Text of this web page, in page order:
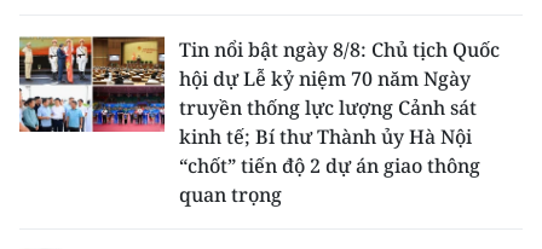
Tin nổi bật ngày 8/8: Chủ tịch Quốc
hội dự Lễ kỷ niệm 70 năm Ngày
truyền thống lực lượng Cảnh sát
kinh tế; Bí thư Thành ủy Hà Nội
“chốt” tiến độ 2 dự án giao thông
quan trọng